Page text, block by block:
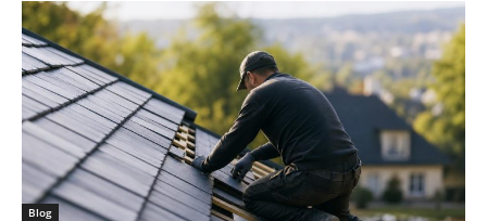
Blog